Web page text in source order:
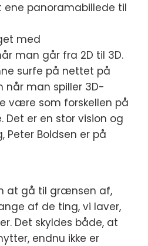
panoramabillede til
med
man går fra 2D til 3D.
surfe på nettet på
når man spiller 3D-
være som forskellen på
Det er en stor vision og
Peter Boldsen er på
at gå til grænsen af,
af de ting, vi laver,
Det skyldes både, at
endnu ikke er